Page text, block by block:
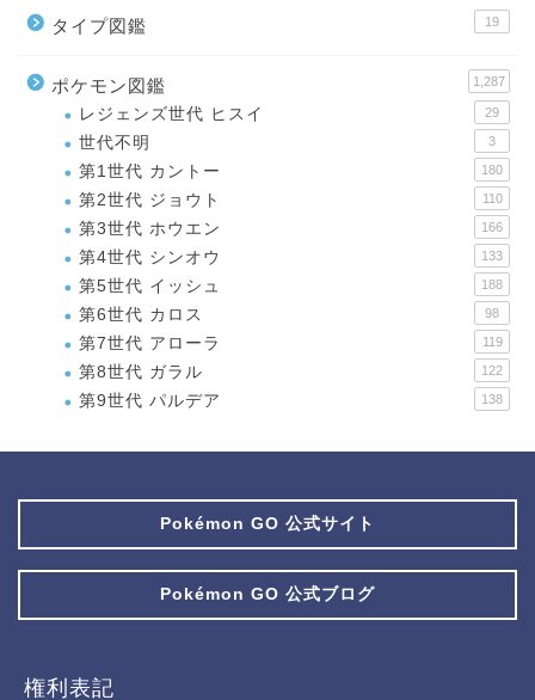
タイプ図鑑 19
ポケモン図鑑 1,287
レジェンズ世代 ヒスイ 29
世代不明 3
第1世代 カントー 180
第2世代 ジョウト 110
第3世代 ホウエン 166
第4世代 シンオウ 133
第5世代 イッシュ 188
第6世代 カロス 98
第7世代 アローラ 119
第8世代 ガラル 122
第9世代 パルデア 138
Pokémon GO 公式サイト
Pokémon GO 公式ブログ
権利表記